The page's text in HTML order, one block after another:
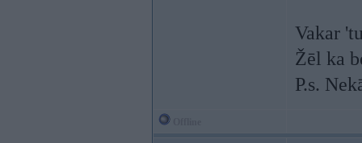
Vakar
Žēl ka
P.s.